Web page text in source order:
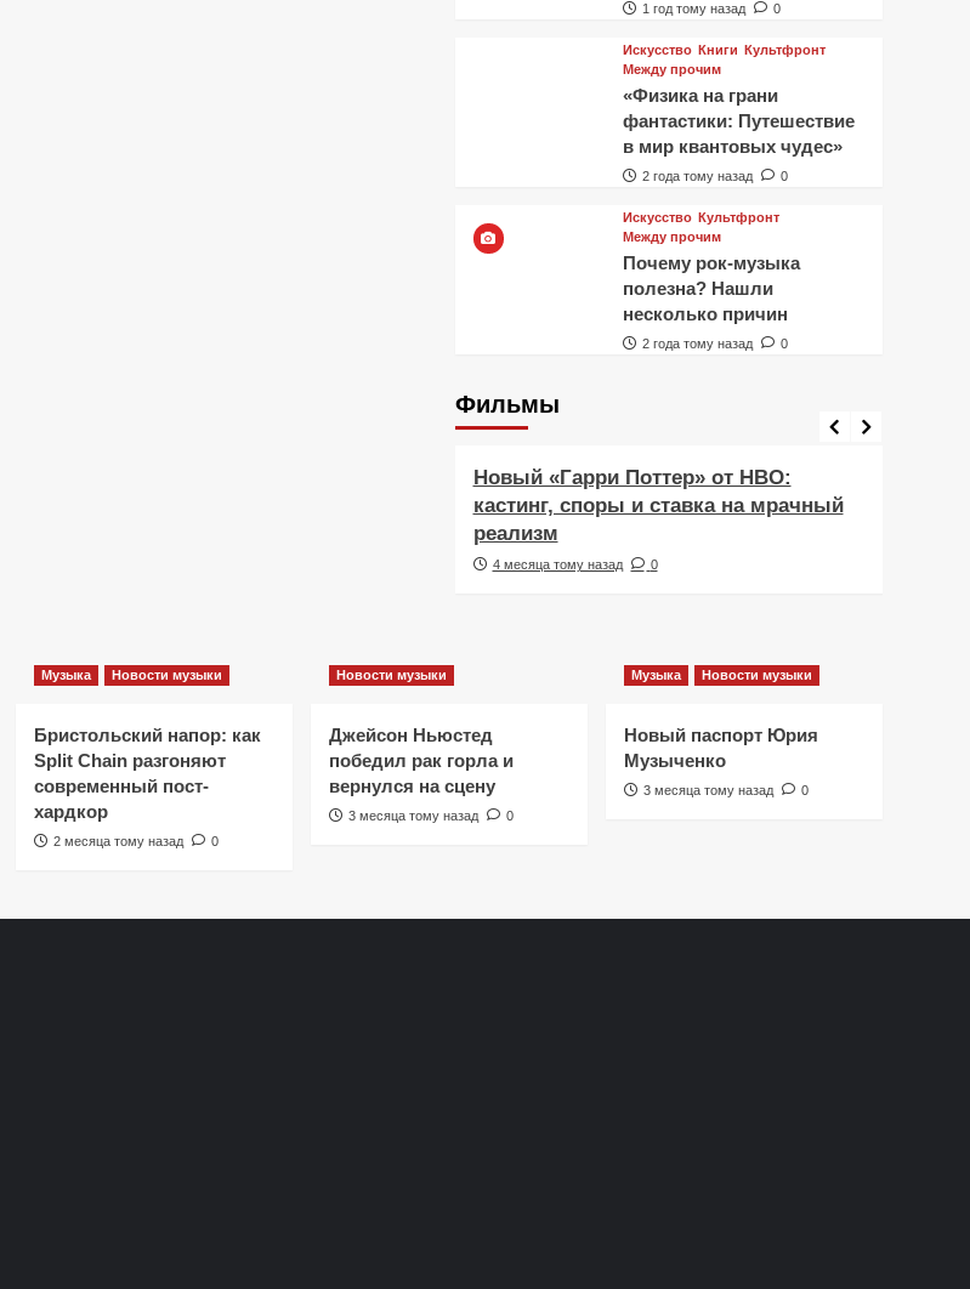
1 год тому назад 0
Искусство Книги Культфронт
Между прочим
«Физика на грани
фантастики: Путешествие
в мир квантовых чудес»
2 года тому назад 0
Искусство Культфронт
Между прочим
Почему рок-музыка
полезна? Нашли
несколько причин
2 года тому назад 0
Фильмы
Фильмы
Новый «Гарри Поттер» от HBO:
кастинг, споры и ставка на мрачный
реализм
4 месяца тому назад 0
Музыка Новости музыки
Бристольский напор: как
Split Chain разгоняют
современный пост-
хардкор
2 месяца тому назад 0
Новости музыки
Джейсон Ньюстед
победил рак горла и
вернулся на сцену
3 месяца тому назад 0
Музыка Новости музыки
Новый паспорт Юрия
Музыченко
3 месяца тому назад 0